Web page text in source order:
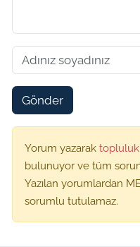
Gönder
Yorum yazarak topluluk
bulunuyor ve tüm
Yazılan yorumlardan
sorumlu tutulamaz.